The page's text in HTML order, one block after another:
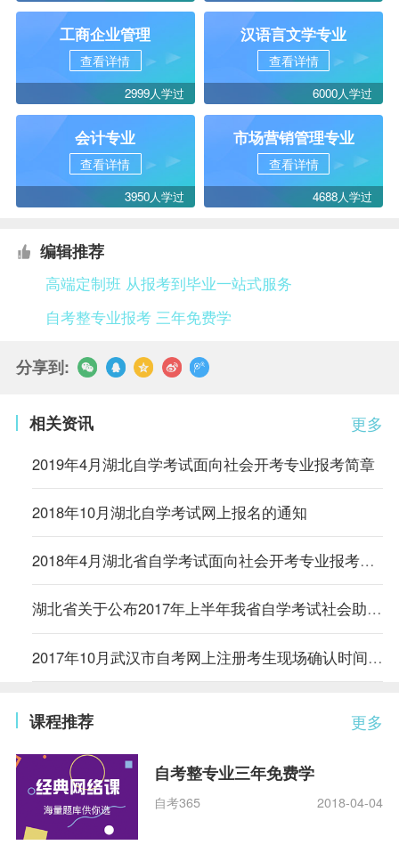
工商企业管理
查看详情
2999人学过
汉语言文学专业
查看详情
6000人学过
会计专业
查看详情
3950人学过
市场营销管理专业
查看详情
4688人学过
编辑推荐
高端定制班 从报考到毕业一站式服务
自考整专业报考 三年免费学
分享到:
更多
相关资讯
2019年4月湖北自学考试面向社会开考专业报考简章
2018年10月湖北自学考试网上报名的通知
2018年4月湖北省自学考试面向社会开考专业报考简章
湖北省关于公布2017年上半年我省自学考试社会助学专业登记结果的通知
2017年10月武汉市自考网上注册考生现场确认时间安排
更多
课程推荐
自考整专业三年免费学
自考365 2018-04-04